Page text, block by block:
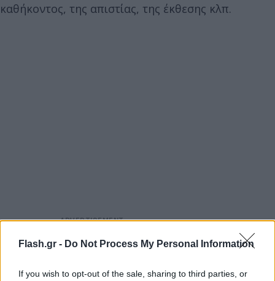
Flash.gr - Do Not Process My Personal Information
If you wish to opt-out of the sale, sharing to third parties, or
καθήκοντος, της απιστίας, της έκθεσης κλπ.